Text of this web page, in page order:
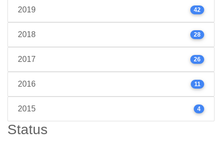
2019 42
2018 28
2017 26
2016 11
2015 4
Status